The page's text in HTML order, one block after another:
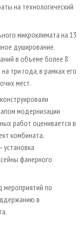
на технологический
микроклимата на 13
душирование.
в объеме более 8
три года, в рамках его
мест.
модернизации
работ оценивается в
комбината,
установка
фанерного
мероприятий по
в